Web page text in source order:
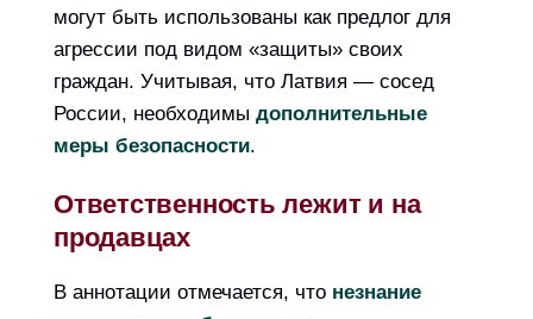
могут быть использованы как предлог для
агрессии под видом «защиты» своих
граждан. Учитывая, что Латвия — сосед
России, необходимы дополнительные
меры безопасности.
Ответственность лежит и на
продавцах
В аннотации отмечается, что незнание